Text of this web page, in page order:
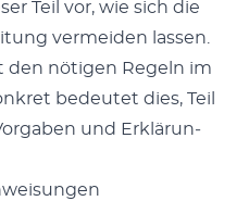
Teil vor, wie sich die
ver­mei­den lassen.
den nöti­gen Regeln im
bedeutet dies, Teil
und Erk­lärun­